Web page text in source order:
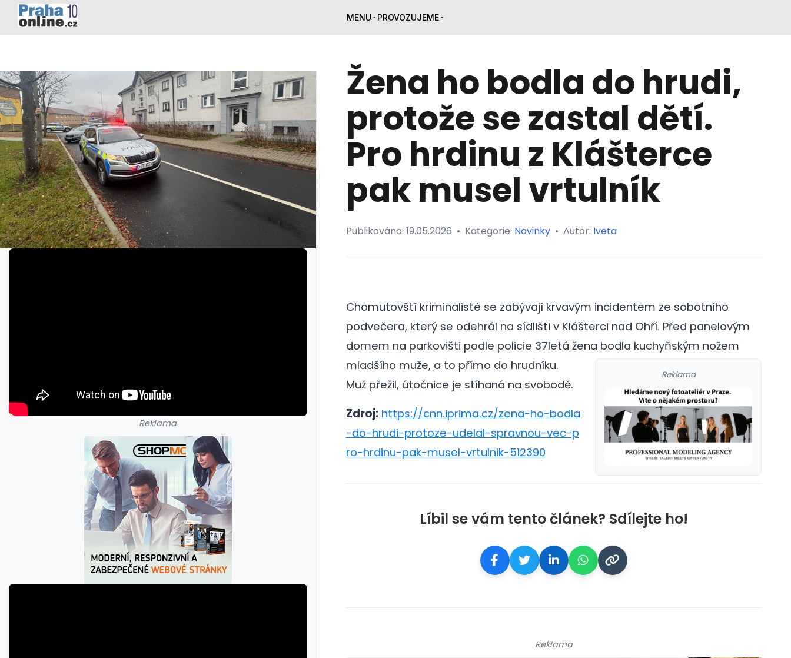
MENU PROVOZUJEME
Reklama
Žena ho bodla do hrudi,
protože se zastal dětí.
Pro hrdinu z Klášterce
pak musel vrtulník
Publikováno: 19.05.2026 • Kategorie: Novinky • Autor: Iveta
Chomutovští kriminalisté se zabývají krvavým incidentem ze sobotního
podvečera, který se odehrál na sídlišti v Klášterci nad Ohří. Před panelovým
domem na parkovišti podle policie 37letá žena bodla kuchyňským nožem
mladšího muže, a to přímo do hrudníku.
Reklama
Muž přežil, útočnice je stíhaná na svobodě.
Zdroj: https://cnn.iprima.cz/zena-ho-bodla
-do-hrudi-protoze-udelal-spravnou-vec-p
ro-hrdinu-pak-musel-vrtulnik-512390
Líbil se vám tento článek? Sdílejte ho!
Reklama